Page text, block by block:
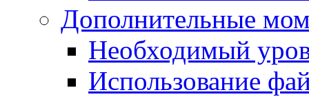
Дополнительные
Необходимый
Использование